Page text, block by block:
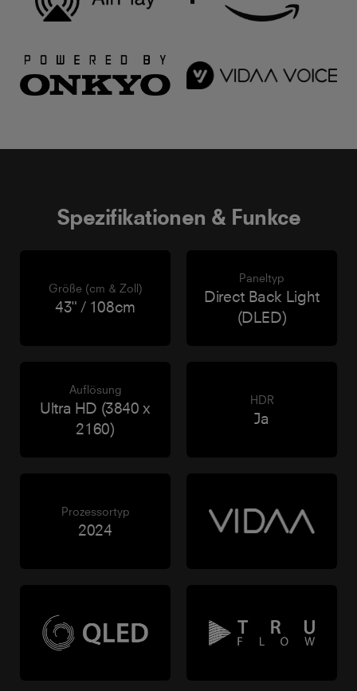
Spezifikationen & Funkce
Größe (cm & Zoll)
43" / 108cm
Paneltyp
Direct Back Light
(DLED)
Auflösung
Ultra HD (3840 x
2160)
HDR
Ja
Prozessortyp
2024